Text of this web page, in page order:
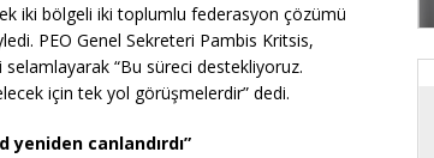
iki bölgeli iki toplumlu federasyon çözümü
PEO Genel Sekreteri Pambis Kritsis,
“Bu süreci destekliyoruz.
için tek yol görüşmelerdir” dedi.
yeniden canlandırdı”